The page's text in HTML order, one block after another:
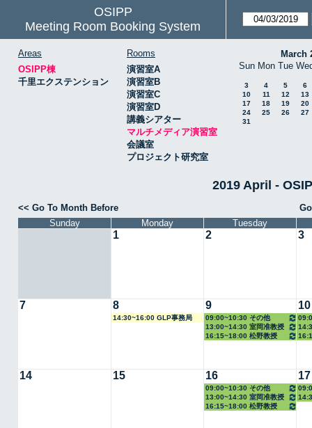
OSIPP
Meeting Room Booking System
Areas
OSIPP棟
千里エクステンション
Rooms
演習室A
演習室B
演習室C
演習室D
講義シアター
マルチメディア演習室
会議室
プロジェクト研究室
March
Sun Mon Tue
3 4 5
6
10
11 12
13
17
18 19
20
24
25 26
27
31
2019 April -
<< Go To Month Before
Sunday
Monday Tuesday
1 2 3
7 8
14:30~16:00 GLP事務局
9
09:00~10:30 その他
13:00~14:30 室岡准教授
16:15~18:00 松野教授
10
14 15 16
09:00~10:30 その他
13:00~14:30 室岡准教授
16:15~18:00 松野教授
17